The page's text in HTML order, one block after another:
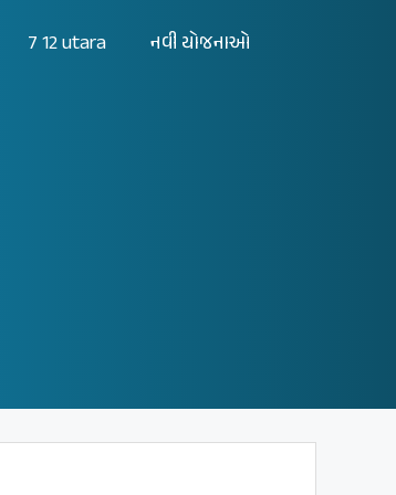
7 12 utara નવી યોજનાઓ